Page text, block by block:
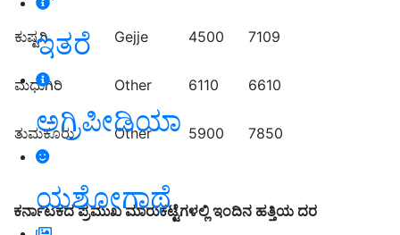
ಇತರೆ
ಅಗ್ರಿಪೀಡಿಯಾ
ಯಶೋಗಾಥೆ
ಕುಷ್ಟಗಿ Gejje 4500 7109
ಮಧುಗಿರಿ Other 6110 6610
ತುಮಕೂರು Other 5900 7850
ಕರ್ನಾಟಕದ ಪ್ರಮುಖ ಮಾರುಕಟ್ಟೆಗಳಲ್ಲಿ ಇಂದಿನ ಹತ್ತಿಯ ದರ